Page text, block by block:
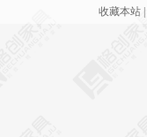
收藏本站